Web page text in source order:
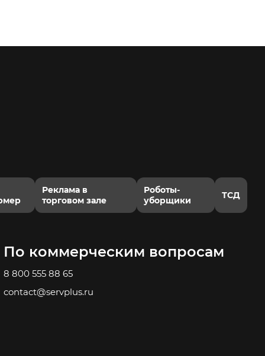
Реклама в
торговом зале
Роботы-
уборщики
ТСД
По коммерческим вопросам
8 800 555 88 65
contact@servplus.ru